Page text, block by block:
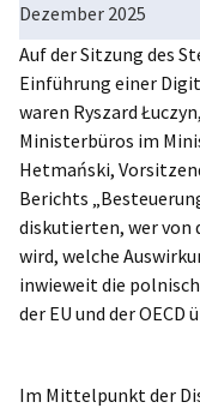
Dezember 2025
Auf der Sitzung des
Einführung einer
waren Ryszard
Ministerbüros im
Hetmański,
Berichts
diskutierten, wer von
wird, welche
inwieweit die
der EU und der
Im Mittelpunkt der